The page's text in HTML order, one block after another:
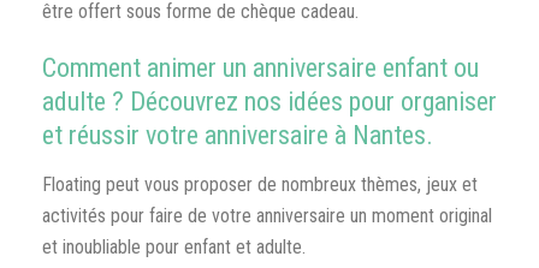
être offert sous forme de chèque cadeau.
Comment animer un anniversaire enfant ou
adulte ? Découvrez nos idées pour organiser
et réussir votre anniversaire à Nantes.
Floating peut vous proposer de nombreux thèmes, jeux et
activités pour faire de votre anniversaire un moment original
et inoubliable pour enfant et adulte.